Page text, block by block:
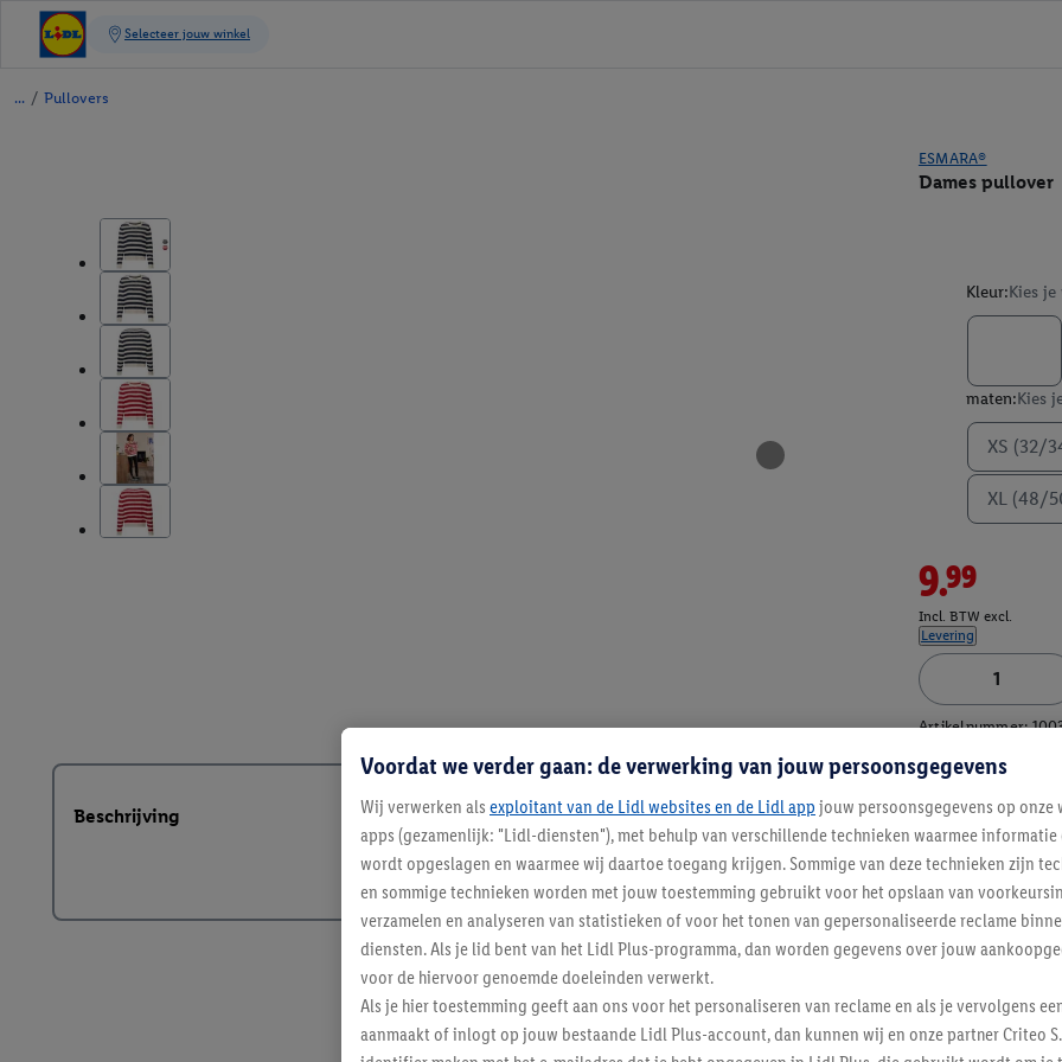
/ Pullovers
ESMARA®
Dames pullover
Kleur:Kies
maten:Kies
XS (32/
XL (48/
9.99
Incl. BTW excl.
Levering
Artikelnummer:
Beschrijving
Voordat we verder gaan: de verwerking van jouw persoonsgegevens
Wij verwerken als exploitant van de Lidl websites en de Lidl app jouw persoonsgegevens op onze
apps (gezamenlijk: "Lidl-diensten"), met behulp van verschillende technieken waarmee
wordt opgeslagen en waarmee wij daartoe toegang krijgen. Sommige van deze technieken zijn
en sommige technieken worden met jouw toestemming gebruikt voor het opslaan van
verzamelen en analyseren van statistieken of voor het tonen van gepersonaliseerde reclame
diensten. Als je lid bent van het Lidl Plus-programma, dan worden gegevens over jouw
voor de hiervoor genoemde doeleinden verwerkt.
Als je hier toestemming geeft aan ons voor het personaliseren van reclame en als je vervolgens
aanmaakt of inlogt op jouw bestaande Lidl Plus-account, dan kunnen wij en onze partner Criteo